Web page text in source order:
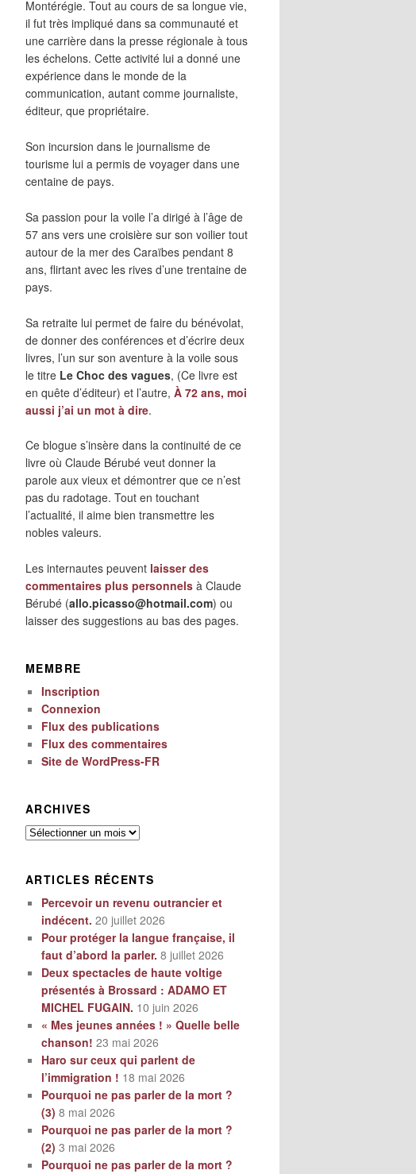
Montérégie. Tout au cours de sa longue vie,
il fut très impliqué dans sa communauté et
une carrière dans la presse régionale à tous
les échelons. Cette activité lui a donné une
expérience dans le monde de la
communication, autant comme journaliste,
éditeur, que propriétaire.
Son incursion dans le journalisme de
tourisme lui a permis de voyager dans une
centaine de pays.
Sa passion pour la voile l’a dirigé à l’âge de
57 ans vers une croisière sur son voilier tout
autour de la mer des Caraïbes pendant 8
ans, flirtant avec les rives d’une trentaine de
pays.
Sa retraite lui permet de faire du bénévolat,
de donner des conférences et d’écrire deux
livres, l’un sur son aventure à la voile sous
le titre Le Choc des vagues, (Ce livre est
en quête d’éditeur) et l’autre, À 72 ans, moi
aussi j’ai un mot à dire.
Ce blogue s’insère dans la continuité de ce
livre où Claude Bérubé veut donner la
parole aux vieux et démontrer que ce n’est
pas du radotage. Tout en touchant
l’actualité, il aime bien transmettre les
nobles valeurs.
Les internautes peuvent laisser des
commentaires plus personnels à Claude
Bérubé (allo.picasso@hotmail.com) ou
laisser des suggestions au bas des pages.
MEMBRE
Inscription
Connexion
Flux des publications
Flux des commentaires
Site de WordPress-FR
ARCHIVES
Archives
ARTICLES RÉCENTS
Percevoir un revenu outrancier et
indécent. 20 juillet 2026
Pour protéger la langue française, il
faut d’abord la parler. 8 juillet 2026
Deux spectacles de haute voltige
présentés à Brossard : ADAMO ET
MICHEL FUGAIN. 10 juin 2026
« Mes jeunes années ! » Quelle belle
chanson! 23 mai 2026
Haro sur ceux qui parlent de
l’immigration ! 18 mai 2026
Pourquoi ne pas parler de la mort ?
(3) 8 mai 2026
Pourquoi ne pas parler de la mort ?
(2) 3 mai 2026
Pourquoi ne pas parler de la mort ?